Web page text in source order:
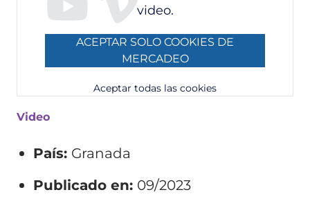
video.
ACEPTAR SOLO COOKIES DE
MERCADEO
Aceptar todas las cookies
Video
País: Granada
Publicado en: 09/2023